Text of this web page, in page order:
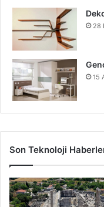
28
15
Son Teknoloji